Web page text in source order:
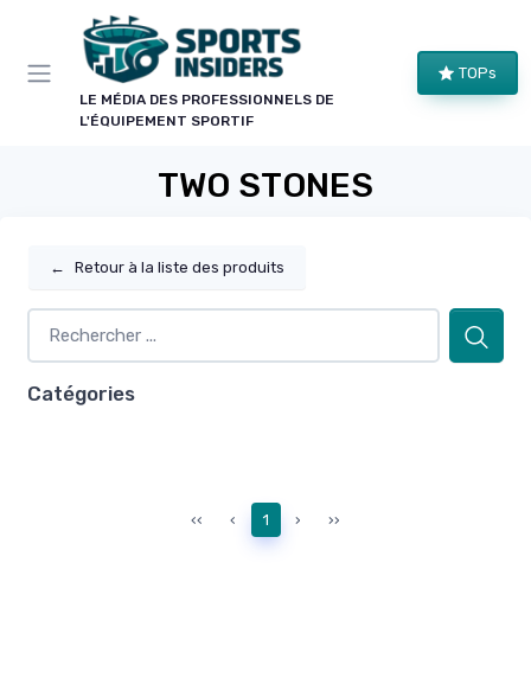
LE MÉDIA DES PROFESSIONNELS DE
L'ÉQUIPEMENT SPORTIF
TOPs
TWO STONES
← Retour à la liste des produits
Catégories
‹‹ ‹ 1 › ››
Panneau de gestion des cookies